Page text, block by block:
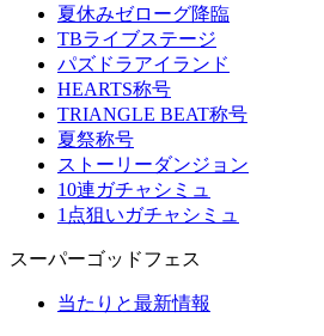
夏休みゼローグ降臨
TBライブステージ
パズドラアイランド
HEARTS称号
TRIANGLE BEAT称号
夏祭称号
ストーリーダンジョン
10連ガチャシミュ
1点狙いガチャシミュ
スーパーゴッドフェス
当たりと最新情報